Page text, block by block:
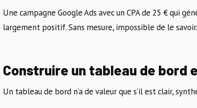
Une campagne Google Ads avec un CPA de 25 € qui
largement positif. Sans mesure, impossible de le savoir.
Construire un tableau de bord
Un tableau de bord n’a de valeur que s’il est clair,